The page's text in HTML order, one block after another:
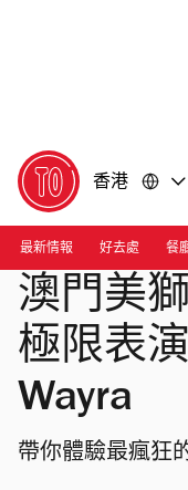
香港
最新情報 好去處 餐
澳門美
極限表
Wayra
帶你體驗最瘋狂